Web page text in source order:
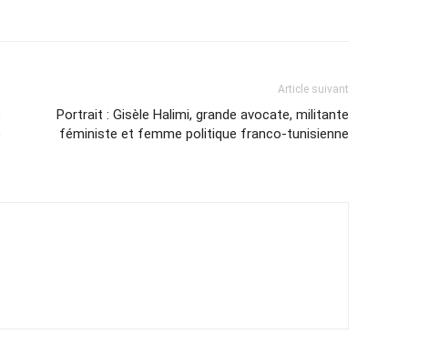
Article suivant
Portrait : Gisèle Halimi, grande avocate, militante
féministe et femme politique franco-tunisienne